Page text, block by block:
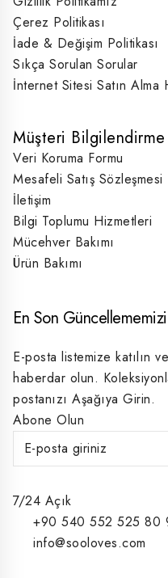
Çerez Politikası
İade & Değişim Politikası
Sıkça Sorulan Sorular
İnternet Sitesi Satın Alma
Müşteri Bilgilendirme
Veri Koruma Formu
Mesafeli Satış Sözleşmesi
İletişim
Bilgi Toplumu Hizmetleri
Mücehver Bakımı
Ürün Bakımı
En Son Güncellememizi
E-posta listemize katılın
haberdar olun.
postanızı Aşağıya Girin.
Abone Olun
7/24 Açık
+90 540 552 525 80
info@sooloves.com